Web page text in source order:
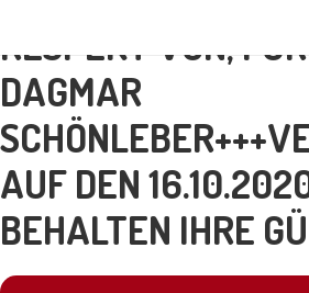
RESPEKT VON,
DAGMAR
AUF DEN
BEHALTEN IHRE